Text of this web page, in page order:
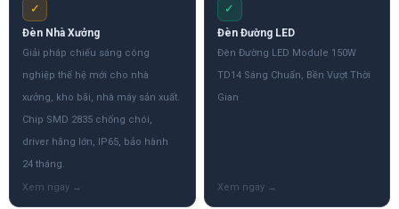
✓
Đèn Nhà Xưởng
Giải pháp chiếu sáng công
nghiệp thế hệ mới cho nhà
xưởng, kho bãi, nhà máy sản xuất.
Chip SMD 2835 chống chói,
driver hãng lớn, IP65, bảo hành
24 tháng.
✓
Đèn Đường LED
Đèn Đường LED Module 150W
TD14 Sáng Chuẩn, Bền Vượt Thời
Gian